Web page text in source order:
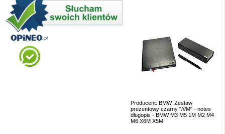
Producent: BMW. Zestaw
prezentowy czarny "///M" - notes
długopis - BMW M3 M5 1M M2 M4
M6 X6M X5M